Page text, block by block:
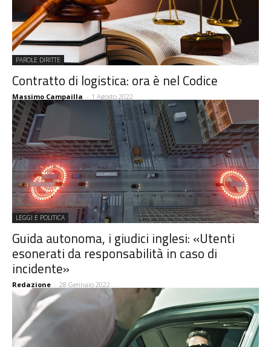
PAROLE DIRITTE
Contratto di logistica: ora è nel Codice
Massimo Campailla - 1 Agosto 2022
LEGGI E POLITICA
Guida autonoma, i giudici inglesi: «Utenti
esonerati da responsabilità in caso di
incidente»
Redazione - 28 Gennaio 2022